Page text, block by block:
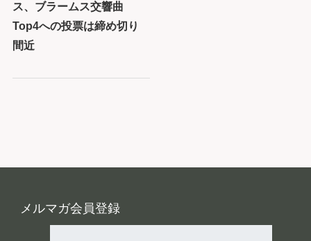
ス、ブラームス交響曲
Top4への投票は締め切り
間近
メルマガ会員登録